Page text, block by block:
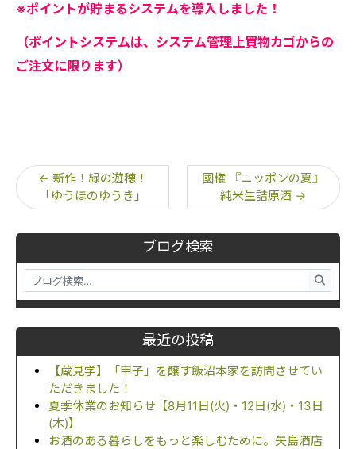
ブログ検索
最近の投稿
【蔵見学】「甲子」を醸す飯沼本家を訪問させてい
ただきました！
夏季休業のお知らせ【8月11日(火)・12日(水)・13日
(木)】
お酒のある暮らしをもっと楽しむために。矢島酒店
※ポイントが貯まるシステムを導入しました！
（ポイントシステムは、システム管理上買物カゴからの
ご注文に限ります）
← 新作！緑の遊穂！
「ゆうほのゆうき」
國権 『ニッポンの夏』
純米生詰原酒 →